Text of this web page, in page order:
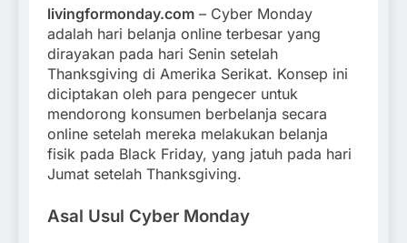
livingformonday.com – Cyber Monday
adalah hari belanja online terbesar yang
dirayakan pada hari Senin setelah
Thanksgiving di Amerika Serikat. Konsep ini
diciptakan oleh para pengecer untuk
mendorong konsumen berbelanja secara
online setelah mereka melakukan belanja
fisik pada Black Friday, yang jatuh pada hari
Jumat setelah Thanksgiving.
Asal Usul Cyber Monday